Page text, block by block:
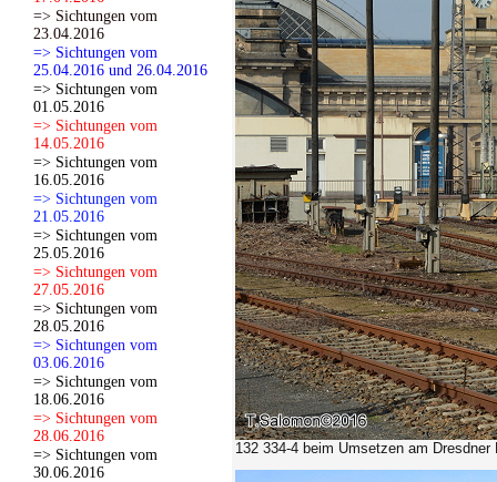
=> Sichtungen vom
23.04.2016
=> Sichtungen vom
25.04.2016 und 26.04.2016
=> Sichtungen vom
01.05.2016
=> Sichtungen vom
14.05.2016
=> Sichtungen vom
16.05.2016
=> Sichtungen vom
21.05.2016
=> Sichtungen vom
25.05.2016
=> Sichtungen vom
27.05.2016
=> Sichtungen vom
28.05.2016
=> Sichtungen vom
03.06.2016
=> Sichtungen vom
18.06.2016
=> Sichtungen vom
28.06.2016
=> Sichtungen vom
30.06.2016
132 334-4 beim Umsetzen am Dresdner